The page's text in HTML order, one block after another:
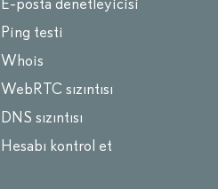
E-posta denetleyicisi
Ping testi
Whois
WebRTC sızıntısı
DNS sızıntısı
Hesabı kontrol et